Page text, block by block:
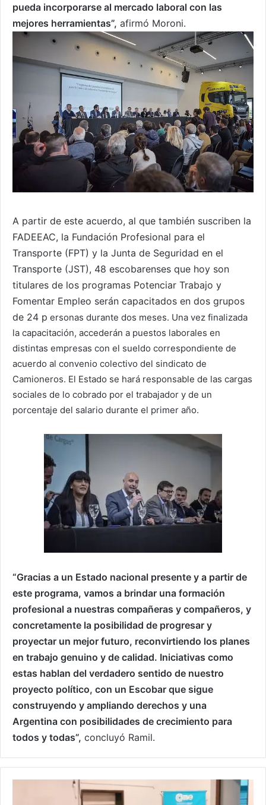
pueda incorporarse al mercado laboral con las
mejores herramientas”, afirmó Moroni.
A partir de este acuerdo, al que también suscriben la
FADEEAC, la Fundación Profesional para el
Transporte (FPT) y la Junta de Seguridad en el
Transporte (JST), 48 escobarenses que hoy son
titulares de los programas Potenciar Trabajo y
Fomentar Empleo serán capacitados en dos grupos
de 24 p ersonas durante dos meses. Una vez finalizada
la capacitación, accederán a puestos laborales en
distintas empresas con el sueldo correspondiente de
acuerdo al convenio colectivo del sindicato de
Camioneros. El Estado se hará responsable de las cargas
sociales de lo cobrado por el trabajador y de un
porcentaje del salario durante el primer año.
“Gracias a un Estado nacional presente y a partir de
este programa, vamos a brindar una formación
profesional a nuestras compañeras y compañeros, y
concretamente la posibilidad de progresar y
proyectar un mejor futuro, reconvirtiendo los planes
en trabajo genuino y de calidad. Iniciativas como
estas hablan del verdadero sentido de nuestro
proyecto político, con un Escobar que sigue
construyendo y ampliando derechos y una
Argentina con posibilidades de crecimiento para
todos y todas”, concluyó Ramil.